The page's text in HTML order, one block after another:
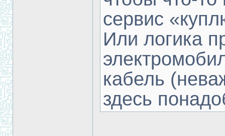
сервис
Или логика
кабель
здесь